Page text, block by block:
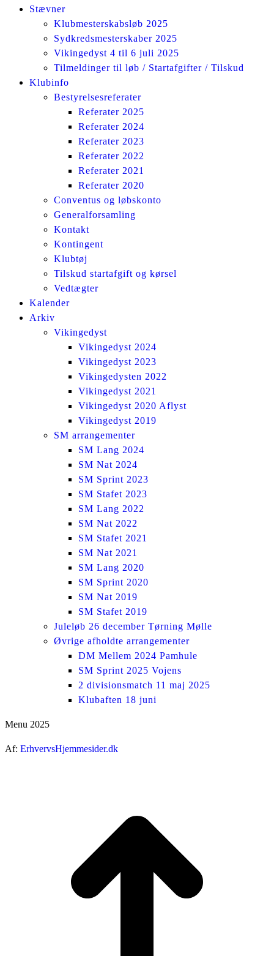
Stævner
Klubmesterskabsløb 2025
Sydkredsmesterskaber 2025
Vikingedyst 4 til 6 juli 2025
Tilmeldinger til løb / Startafgifter / Tilskud
Klubinfo
Bestyrelsesreferater
Referater 2025
Referater 2024
Referater 2023
Referater 2022
Referater 2021
Referater 2020
Conventus og løbskonto
Generalforsamling
Kontakt
Kontingent
Klubtøj
Tilskud startafgift og kørsel
Vedtægter
Kalender
Arkiv
Vikingedyst
Vikingedyst 2024
Vikingedyst 2023
Vikingedysten 2022
Vikingedyst 2021
Vikingedyst 2020 Aflyst
Vikingedyst 2019
SM arrangementer
SM Lang 2024
SM Nat 2024
SM Sprint 2023
SM Stafet 2023
SM Lang 2022
SM Nat 2022
SM Stafet 2021
SM Nat 2021
SM Lang 2020
SM Sprint 2020
SM Nat 2019
SM Stafet 2019
Juleløb 26 december Tørning Mølle
Øvrige afholdte arrangementer
DM Mellem 2024 Pamhule
SM Sprint 2025 Vojens
2 divisionsmatch 11 maj 2025
Klubaften 18 juni
Menu 2025
Af: ErhvervsHjemmesider.dk